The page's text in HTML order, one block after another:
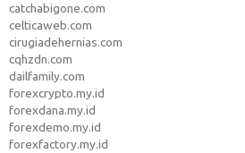
catchabigone.com
celticaweb.com
cirugiadehernias.com
cqhzdn.com
dailfamily.com
forexcrypto.my.id
forexdana.my.id
forexdemo.my.id
forexfactory.my.id